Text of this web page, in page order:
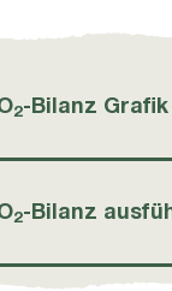
2-Bilanz Grafik
2-Bilanz